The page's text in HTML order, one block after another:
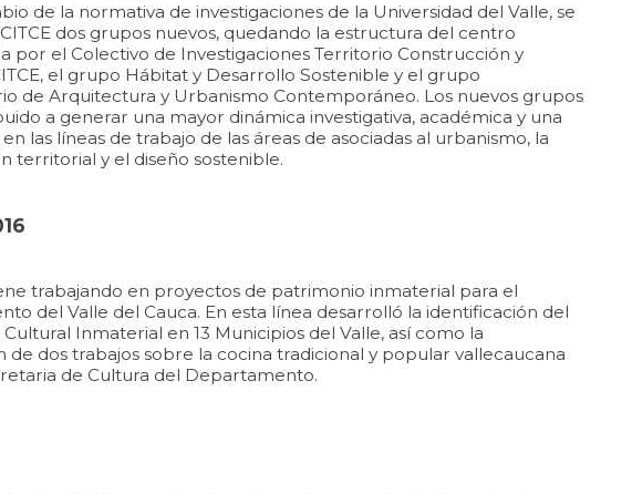
de la normativa de investigaciones de la Universidad del Valle, se
dos grupos nuevos, quedando la estructura del centro
por el Colectivo de Investigaciones Territorio Construcción y
el grupo Hábitat y Desarrollo Sostenible y el grupo
de Arquitectura y Urbanismo Contemporáneo. Los nuevos grupos
a generar una mayor dinámica investigativa, académica y una
las líneas de trabajo de las áreas de asociadas al urbanismo, la
territorial y el diseño sostenible.
trabajando en proyectos de patrimonio inmaterial para el
del Valle del Cauca. En esta línea desarrolló la identificación del
Inmaterial en 13 Municipios del Valle, así como la
de dos trabajos sobre la cocina tradicional y popular vallecaucana
de Cultura del Departamento.